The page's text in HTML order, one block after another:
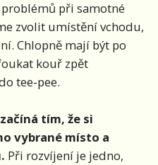
při samotné
zvolit umístění vchodu,
Chlopně mají být po
kouř zpět
tee-pee.
tím, že si
vybrané místo a
Při rozvíjení je jedno,